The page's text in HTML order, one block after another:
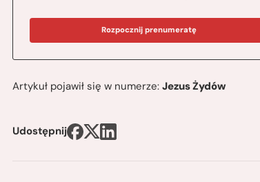
Rozpocznij prenumeratę
Artykuł pojawił się w numerze:Jezus Żydów
Udostępnij